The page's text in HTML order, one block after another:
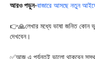
আরও পড়ুন-বাজারে আসছে নতুন
👉🙏লেখার মধ্যে ভাষা জনিত কোন
দেখবেন।
✅আজ এ পর্যন্তই ভালো থাকবেন